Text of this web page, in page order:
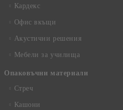
Кардекс
Офис вкъщи
Акустични решения
Мебели за училища
Опаковъчни материали
Стреч
Кашони